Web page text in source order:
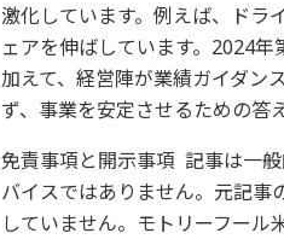
激化しています。例えば、ドラ
ェアを伸ばしています。2024
加えて、経営陣が業績ガイダン
ず、事業を安定させるための答
免責事項と開示事項 記事は一
バイスではありません。元記
していません。モトリーフール